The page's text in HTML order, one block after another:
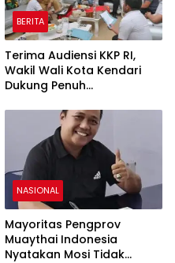
BERITA
Terima Audiensi KKP RI,
Wakil Wali Kota Kendari
Dukung Penuh
Pesisir di Tiga Kelurahan
NASIONAL
Mayoritas Pengprov
Muaythai Indonesia
Nyatakan Mosi Tidak